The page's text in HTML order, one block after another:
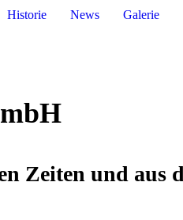
Historie News Galerie
Zeiten und aus